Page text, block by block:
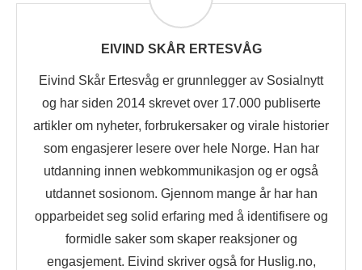
EIVIND SKÅR ERTESVÅG
Eivind Skår Ertesvåg er grunnlegger av Sosialnytt
og har siden 2014 skrevet over 17.000 publiserte
artikler om nyheter, forbrukersaker og virale historier
som engasjerer lesere over hele Norge. Han har
utdanning innen webkommunikasjon og er også
utdannet sosionom. Gjennom mange år har han
opparbeidet seg solid erfaring med å identifisere og
formidle saker som skaper reaksjoner og
engasjement. Eivind skriver også for Huslig.no,